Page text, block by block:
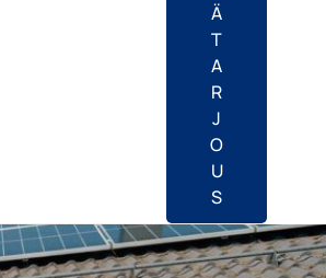
Ä
T
A
R
J
O
U
S